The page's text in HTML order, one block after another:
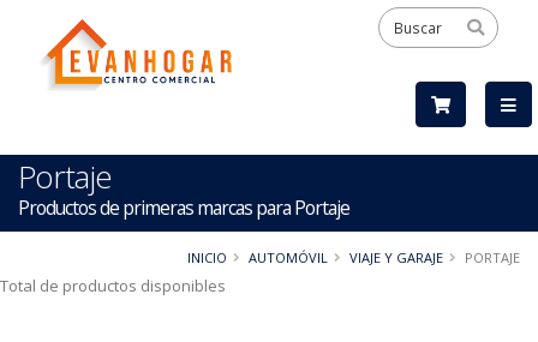
Portaje
Productos de primeras marcas para Portaje
INICIO AUTOMÓVIL VIAJE Y GARAJE PORTAJE
Total de productos disponibles